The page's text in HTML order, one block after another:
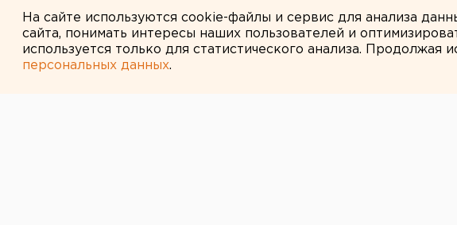
На сайте используются cookie-файлы и сервис для анализа
сайта, понимать интересы наших пользователей и
используется только для статистического анализа. Продолжая
персональных данных.